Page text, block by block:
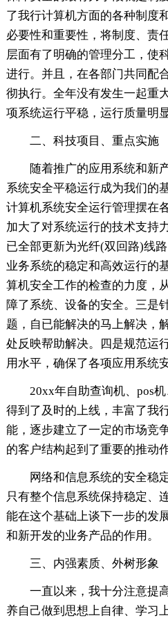
了我行计算机方面的各种制度
必要性和重要性，将制度、责
层面有了明确的管理分工，使
进行。并且，在各部门共同配
彻执行。全年没有发生一起重
项系统运行平稳，运行质量明
二、科技项目、重点实施
随着推广的应用系统和新
系统安全平稳运行成为我们的
计算机系统安全运行管理摆在
加大了对系统运行的技术支持
已全部更新为光纤(双回路)线
业务系统的稳定和高效运行的
算机安全工作的检查的力度，
障了系统、设备的安全。三是
题，自已能解决的马上解决，
处反映帮助解决。四是规范运
用水平，确保了各项应用系统
20xx年自助查询机、pos
得到了及时的上线，丰富了我
能，逐步建立了一定的市场竞
的客户结构起到了重要的推动
网络和信息系统的安全稳
只有整个信息系统保持稳定、
能在这个基础上谈下一步的发
和新开发的业务产品的作用。
三、内强素质、外树形象
一直以来，我十分注意提
养自己做到思想上自律、学习